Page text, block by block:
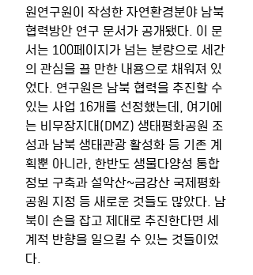
원연구원이 작성한 자연환경분야 남북
협력방안 연구 문서가 공개됐다. 이 문
서는 100페이지가 넘는 분량으로 세간
의 관심을 끌 만한 내용으로 채워져 있
었다. 연구원은 남북 협력을 추진할 수
있는 사업 16개를 선정했는데, 여기에
는 비무장지대(DMZ) 생태평화공원 조
성과 남북 생태관광 활성화 등 기존 계
획뿐 아니라, 한반도 생물다양성 통합
정보 구축과 설악산~금강산 국제평화
공원 지정 등 새로운 것들도 많았다. 남
북이 손을 잡고 제대로 추진한다면 세
계적 반향을 일으킬 수 있는 것들이었
다.